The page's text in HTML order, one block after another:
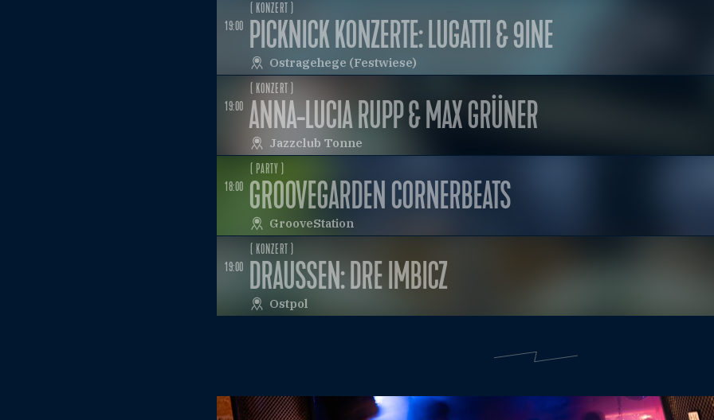
19:00
( KONZERT )
PICKNICK KONZERTE: LUGATTI & 9INE
Ostragehege (Festwiese)
19:00
( KONZERT )
ANNA-LUCIA RUPP & MAX GRÜNER
Jazzclub Tonne
18:00
( PARTY )
GROOVEGARDEN CORNERBEATS
GrooveStation
19:00
( KONZERT )
DRAUSSEN: DRE IMBICZ
Ostpol